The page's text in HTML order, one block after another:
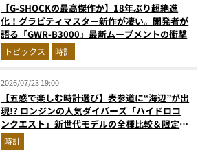
【G-SHOCKの最高傑作か】18年ぶり超絶進
化！グラビティマスター新作が凄い。開発者が
語る「GWR-B3000」最新ムーブメントの衝撃
トピックス 時計
2026/07/23 19:00
【五感で楽しむ時計選び】表参道に“海辺”が出
現!? ロンジンの人気ダイバーズ「ハイドロコ
ンクエスト」新世代モデルの全種比較＆限定品
が揃う激アツ空間へ！
時計